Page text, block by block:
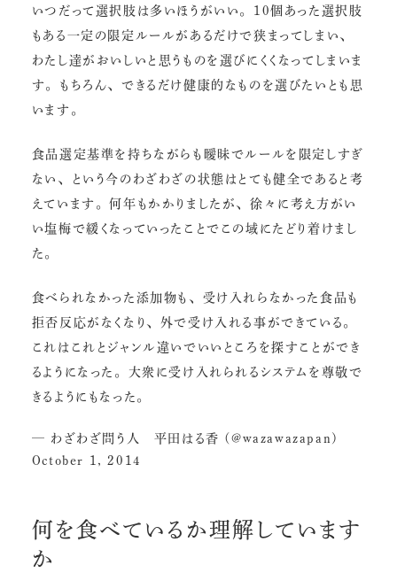
いつだって選択肢は多いほうがいい。10個あった選択肢
もある一定の限定ルールがあるだけで狭まってしまい、
わたし達がおいしいと思うものを選びにくくなってしまいま
す。もちろん、できるだけ健康的なものを選びたいとも思
います。
食品選定基準を持ちながらも曖昧でルールを限定しすぎ
ない、という今のわざわざの状態はとても健全であると考
えています。何年もかかりましたが、徐々に考え方がい
い塩梅で緩くなっていったことでこの域にたどり着けまし
た。
食べられなかった添加物も、受け入れらなかった食品も
拒否反応がなくなり、外で受け入れる事ができている。
これはこれとジャンル違いでいいところを探すことができ
るようになった。大衆に受け入れられるシステムを尊敬で
きるようにもなった。
— わざわざ問う人 平田はる香 (@wazawazapan)
October 1, 2014
何を食べているか理解しています
か